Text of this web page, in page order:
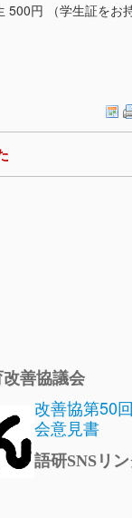
500円 （学生証をお
改善協議会
改善協第50
会意見書
語研SNSリ